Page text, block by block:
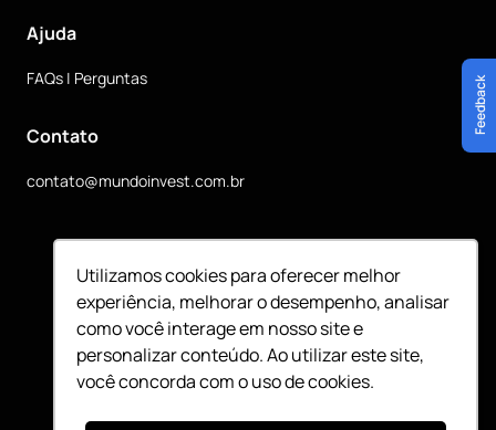
Utilizamos cookies para oferecer melhor
experiência, melhorar o desempenho, analisar
como você interage em nosso site e
personalizar conteúdo. Ao utilizar este site,
você concorda com o uso de cookies.
Feedback
Ajuda
FAQs | Perguntas
Contato
contato@mundoinvest.com.br
Siga nossas redes sociais